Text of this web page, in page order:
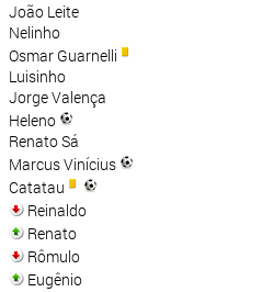
João Leite
Nelinho
Osmar Guarnelli
Luisinho
Jorge Valença
Heleno
Renato Sá
Marcus Vinícius
Catatau
Reinaldo
Renato
Rômulo
Eugênio